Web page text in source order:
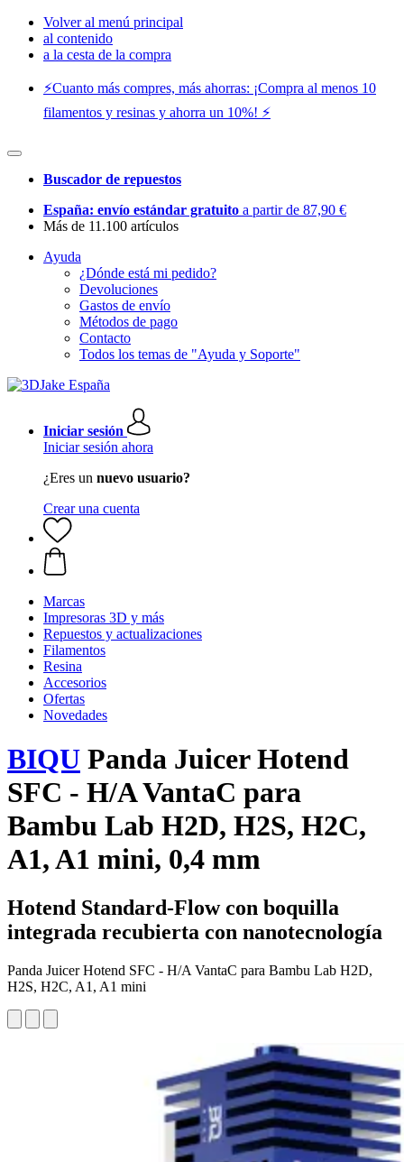
Volver al menú principal
al contenido
a la cesta de la compra
⚡️Cuanto más compres, más ahorras: ¡Compra al menos 10
filamentos y resinas y ahorra un 10%! ⚡️
Buscador de repuestos
España: envío estándar gratuito a partir de 87,90 €
Más de 11.100 artículos
Ayuda
¿Dónde está mi pedido?
Devoluciones
Gastos de envío
Métodos de pago
Contacto
Todos los temas de "Ayuda y Soporte"
Iniciar sesión
Iniciar sesión ahora
¿Eres un nuevo usuario?
Crear una cuenta
Marcas
Impresoras 3D y más
Repuestos y actualizaciones
Filamentos
Resina
Accesorios
Ofertas
Novedades
BIQU Panda Juicer Hotend
SFC - H/A VantaC para
Bambu Lab H2D, H2S, H2C,
A1, A1 mini, 0,4 mm
Hotend Standard-Flow con boquilla
integrada recubierta con nanotecnología
Panda Juicer Hotend SFC - H/A VantaC para Bambu Lab H2D,
H2S, H2C, A1, A1 mini